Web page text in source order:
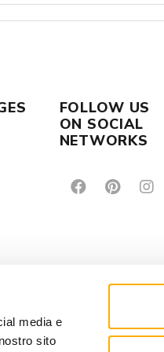
media e
sito
FOLLOW US
ON SOCIAL
NETWORKS